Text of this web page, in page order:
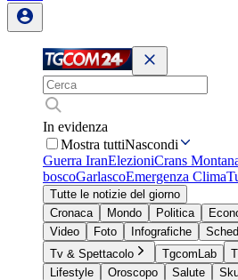
In evidenza
Mostra tuttiNascondi
Guerra IranElezioniCrans
boscoGarlascoEmergenza Clima
Tutte le notizie del giorno
Cronaca
Mondo Politica
Video
Foto Infografiche
Tv & Spettacolo
TgcomLab
Lifestyle
Oroscopo Salute